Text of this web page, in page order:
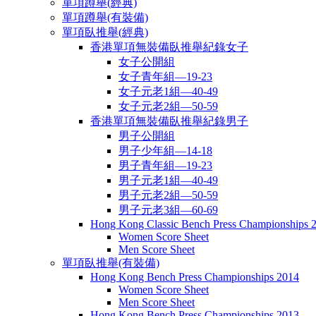
單項蹲舉(經典)
單項蹲舉(有裝備)
單項臥推舉(經典)
香港單項無裝備臥推舉紀錄女子
女子公開組
女子青年組—19-23
女子元老1組—40-49
女子元老2組—50-59
香港單項無裝備臥推舉紀錄男子
男子公開組
男子少年組—14-18
男子青年組—19-23
男子元老1組—40-49
男子元老2組—50-59
男子元老3組—60-69
Hong Kong Classic Bench Press Championships
Women Score Sheet
Men Score Sheet
單項臥推舉(有裝備)
Hong Kong Bench Press Championships 2014
Women Score Sheet
Men Score Sheet